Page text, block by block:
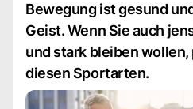
Bewegung ist gesund
Geist. Wenn Sie auch
und stark bleiben
diesen Sportarten.